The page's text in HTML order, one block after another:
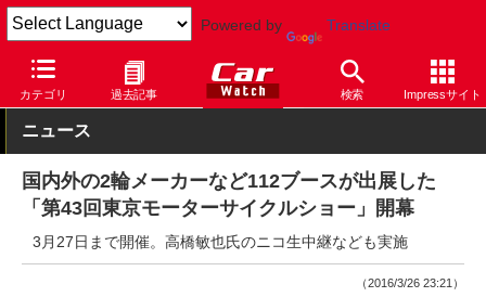
Powered by Translate
カテゴリ 過去記事 検索 Impressサイト
Car Watch モーターサイクル その他
ニュース
国内外の2輪メーカーなど112ブースが出展した
「第43回東京モーターサイクルショー」開幕
3月27日まで開催。高橋敏也氏のニコ生中継なども実施
（2016/3/26 23:21）